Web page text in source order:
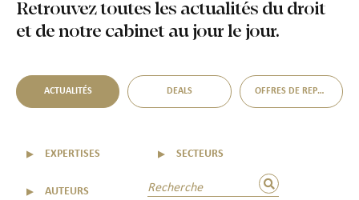
Retrouvez toutes les actualités du droit
et de notre cabinet au jour le jour.
ACTUALITÉS DEALS OFFRES DE REPRISE
▼ EXPERTISES ▼ SECTEURS
▼ AUTEURS